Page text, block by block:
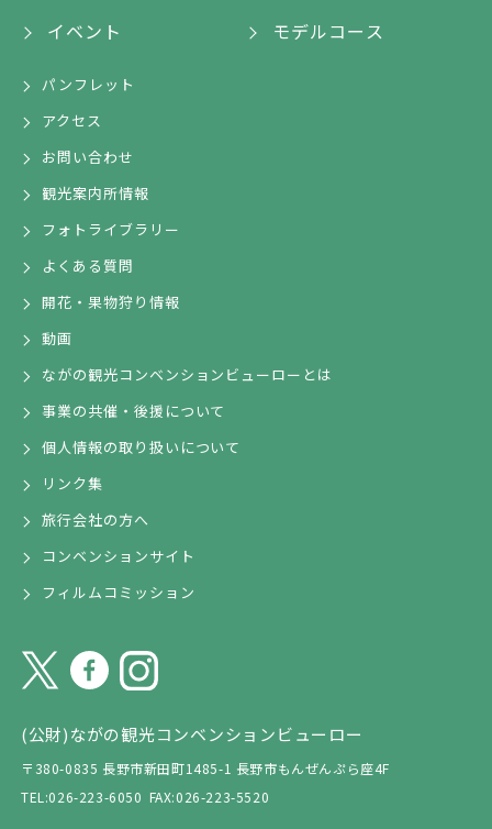
(公財)ながの観光コンベンションビューロー
〒380-0835 長野市新田町1485-1 長野市もんぜんぷら座4F
TEL:026-223-6050 FAX:026-223-5520
イベント
モデルコース
パンフレット
アクセス
お問い合わせ
観光案内所情報
フォトライブラリー
よくある質問
開花・果物狩り情報
動画
ながの観光コンベンションビューローとは
事業の共催・後援について
個人情報の取り扱いについて
リンク集
旅行会社の方へ
コンベンションサイト
フィルムコミッション